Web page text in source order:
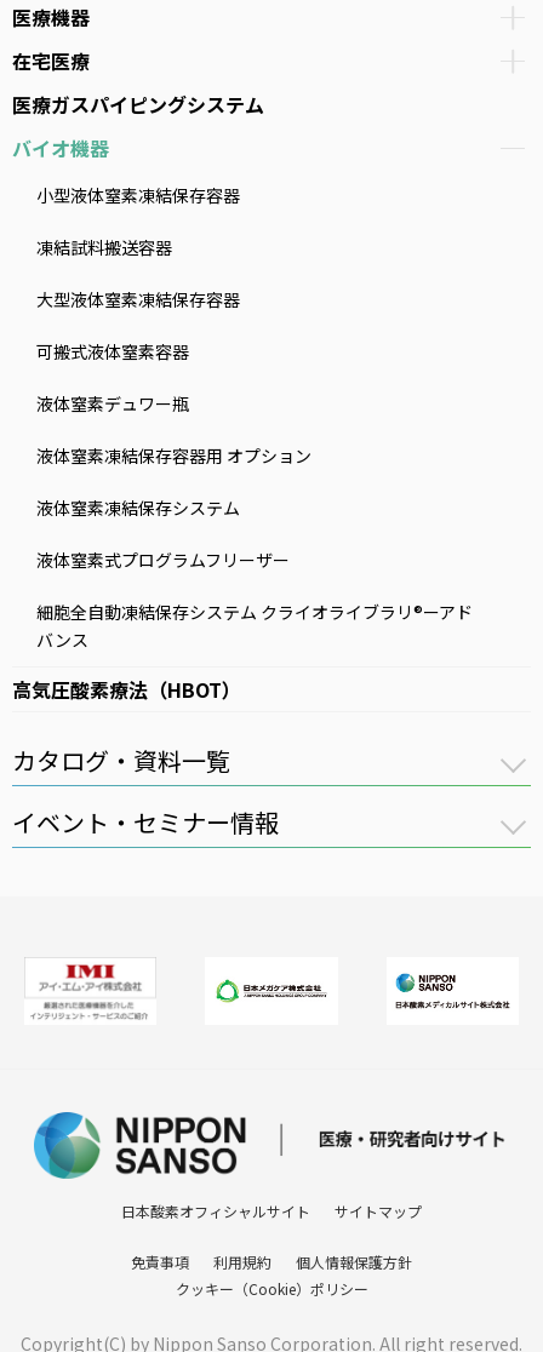
医療機器
在宅医療
医療ガスパイピングシステム
バイオ機器
小型液体窒素凍結保存容器
凍結試料搬送容器
大型液体窒素凍結保存容器
可搬式液体窒素容器
液体窒素デュワー瓶
液体窒素凍結保存容器用 オプション
液体窒素凍結保存システム
液体窒素式プログラムフリーザー
細胞全自動凍結保存システム クライオライブラリ®ーアド
バンス
高気圧酸素療法（HBOT）
カタログ・資料一覧
全件表示
在宅医療
医療ガスパイピングシステム
イベント・セミナー情報
日本酸素オフィシャルサイト サイトマップ
免責事項 利用規約
個人情報保護方針
クッキー（Cookie）ポリシー
Copyright(C) by Nippon Sanso Corporation. All right reserved.